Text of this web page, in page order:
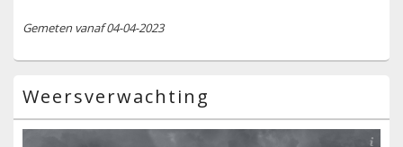
Gemeten vanaf 04-04-2023
Weersverwachting